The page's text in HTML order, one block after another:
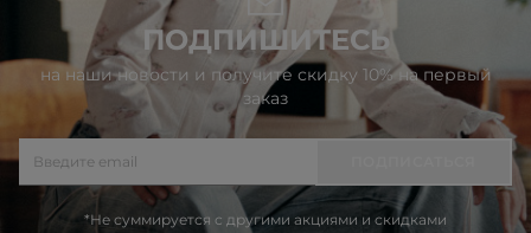
ПОДПИШИТЕСЬ
на наши новости и получите скидку 10% на первый
заказ
*Не суммируется с другими акциями и скидками